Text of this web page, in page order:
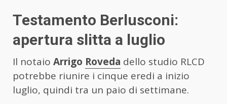
Testamento Berlusconi:
apertura slitta a luglio
Il notaio Arrigo Roveda dello studio RLCD
potrebbe riunire i cinque eredi a inizio
luglio, quindi tra un paio di settimane.